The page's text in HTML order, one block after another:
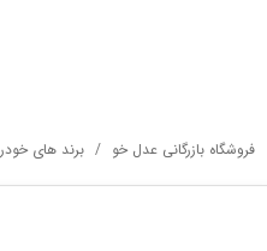
فروشگاه بازرگانی عدل خو برند های